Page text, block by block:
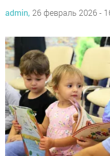
admin, 26 февраль 2026 -